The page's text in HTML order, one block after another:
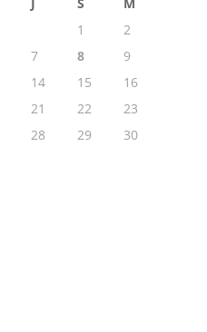
1
2
7 8
9
14 15
16
21 22
23
28 29
30